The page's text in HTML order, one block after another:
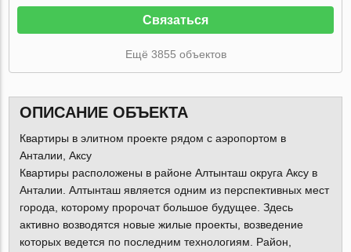
Связаться
Ещё 3855 объектов
ОПИСАНИЕ ОБЪЕКТА
Квартиры в элитном проекте рядом с аэропортом в
Анталии, Аксу
Квартиры расположены в районе Алтынташ округа Аксу в
Анталии. Алтынташ является одним из перспективных мест
города, которому пророчат большое будущее. Здесь
активно возводятся новые жилые проекты, возведение
которых ведется по последним технологиям. Район,